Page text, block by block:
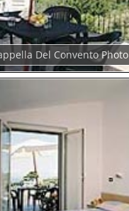
Del Convento Photo